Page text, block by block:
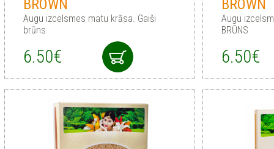
BROWN
Augu izcelsmes matu krāsa. Gaiši
brūns
6.50€
BROWN
Augu
BRŪNS
6.50€